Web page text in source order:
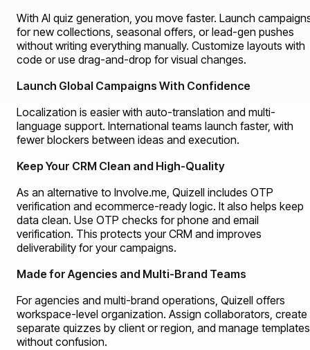
With AI quiz generation, you move faster. Launch
for new collections, seasonal offers, or lead-gen pushes
without writing everything manually. Customize layouts with
code or use drag-and-drop for visual changes.
Launch Global Campaigns With Confidence
Localization is easier with auto-translation and multi-
language support. International teams launch faster, with
fewer blockers between ideas and execution.
Keep Your CRM Clean and High-Quality
As an alternative to Involve.me, Quizell includes OTP
verification and ecommerce-ready logic. It also helps keep
data clean. Use OTP checks for phone and email
verification. This protects your CRM and improves
deliverability for your campaigns.
Made for Agencies and Multi-Brand Teams
For agencies and multi-brand operations, Quizell offers
workspace-level organization. Assign collaborators, create
separate quizzes by client or region, and manage templates
without confusion.